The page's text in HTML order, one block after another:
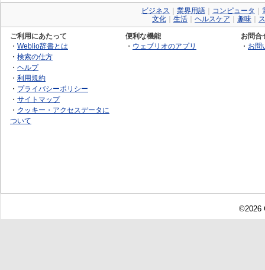
ビジネス 業界用語 コンピュータ
文化
生活 ヘルスケア 趣味
ご利用にあたって
・ Weblio辞書とは
・ 検索の仕方
・ ヘルプ
・ 利用規約
・ プライバシーポリシー
・ サイトマップ
・ クッキー・アクセスデータに
ついて
便利な機能
・ ウェブリオのアプリ
お問合
・ お問
©2026